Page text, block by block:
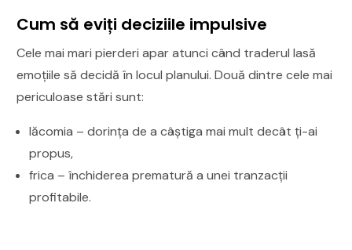
Cum să eviți deciziile impulsive
Cele mai mari pierderi apar atunci când traderul lasă
emoțiile să decidă în locul planului. Două dintre cele mai
periculoase stări sunt:
lăcomia – dorința de a câștiga mai mult decât ți-ai
propus,
frica – închiderea prematură a unei tranzacții
profitabile.